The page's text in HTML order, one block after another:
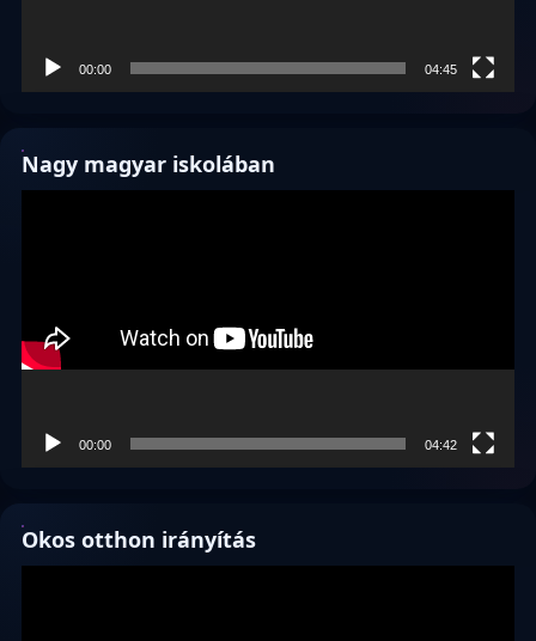
00:00 04:45
Nagy magyar iskolában
00:00 04:42
Okos otthon irányítás